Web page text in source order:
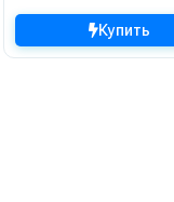
Купить